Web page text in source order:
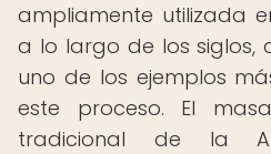
ampliamente utilizada
a lo largo de los siglos,
uno de los ejemplos
este proceso. El
tradicional de la